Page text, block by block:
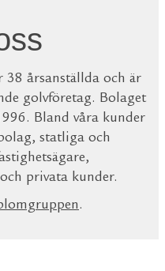
årsanställda och är
golvföretag. Bolaget
Bland våra kunder
statliga och
privata kunder.
.